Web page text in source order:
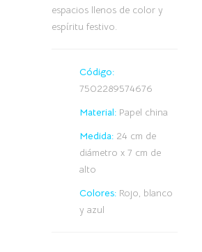
espacios llenos de color y
espíritu festivo.
Código:
7502289574676
Material: Papel china
Medida: 24 cm de
diámetro x 7 cm de
alto
Colores: Rojo, blanco
y azul